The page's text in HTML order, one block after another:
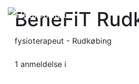
BeneFiT
fysioterapeut - Rudkøbing
1 anmeldelse i